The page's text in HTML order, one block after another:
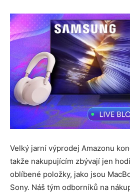
Velký jarní výprodej Amazonu
takže nakupujícím zbývají jen
oblíbené položky, jako jsou
Sony. Náš tým odborníků na